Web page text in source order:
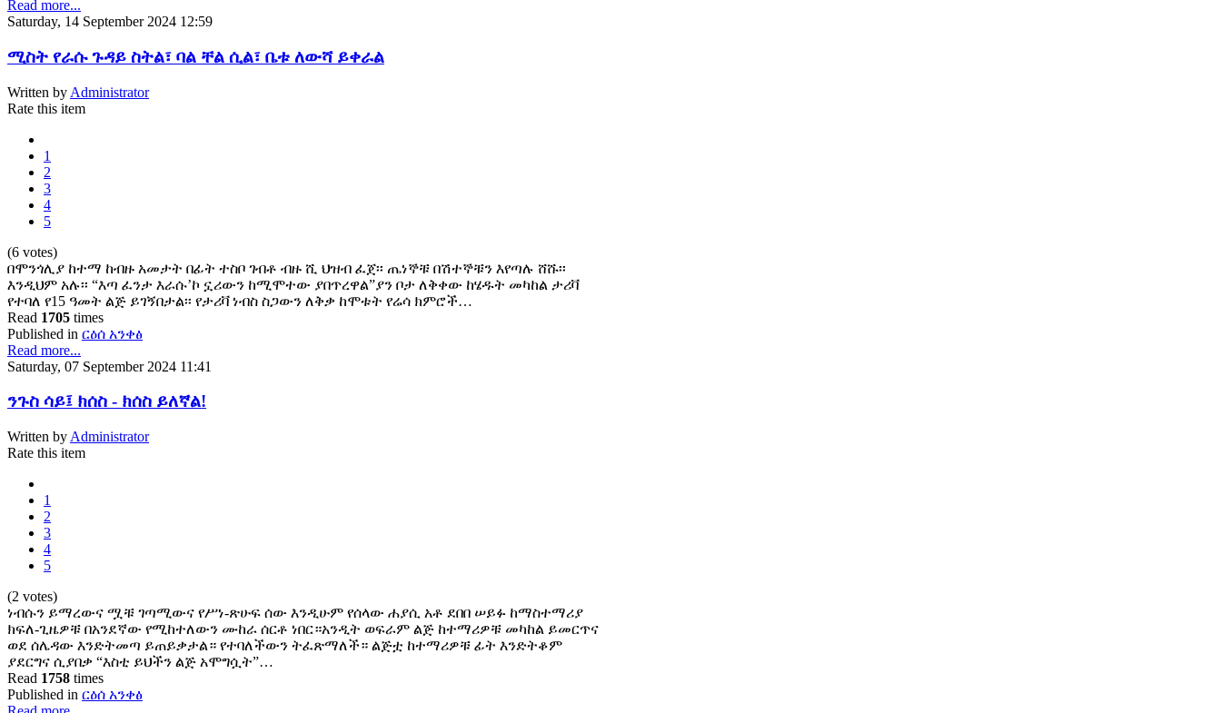
Read more...
Saturday, 14 September 2024 12:59
ሚስት የራሱ ጉዳይ ስትል፣ ባል ቸል ሲል፣ ቤቱ ለውሻ ይቀራል
Written by Administrator
Rate this item
1
2
3
4
5
(6 votes)
በሞንጎሊያ ከተማ ከብዙ አመታት በፊት ተስቦ ገብቶ ብዙ ሺ ህዝብ ፈጀ፡፡ ጤነኞቹ በሽተኞቹን እየጣሉ ሸሹ፡፡
እንዲህም አሉ፡፡ “እጣ ፈንታ እራሱ’ኮ ኗሪውን ከሚሞተው ያበጥረዋል”ያን ቦታ ለቅቀው ከሄዱት መካከል ታሪቫ
የተባለ የ15 ዓመት ልጅ ይገኝበታል፡፡ የታሪቫ ነብስ ስጋውን ለቅቃ ከሞቱት የሬሳ ክምሮች…
Read 1705 times
Published in ርዕሰ አንቀፅ
Read more...
Saturday, 07 September 2024 11:41
ንጉስ ሳይ፤ ክሰስ - ክሰስ ይለኛል!
Written by Administrator
Rate this item
1
2
3
4
5
(2 votes)
ነብሱን ይማረውና ሟቹ ገጣሚውና የሥነ-ጽሁፍ ሰው እንዲሁም የሰላው ሐያሲ አቶ ደበበ ሠይፉ ከማስተማሪያ
ክፍለ-ጊዜዎቹ በአንደኛው የሚከተለውን ሙከራ ሰርቶ ነበር።አንዲት ወፍራም ልጅ ከተማሪዎቹ መካከል ይመርጥና
ወደ ሰሌዳው እንድትመጣ ይጠይቃታል። የተባለችውን ትፈጽማለች። ልጅቷ ከተማሪዎቹ ፊት እንድትቆም
ያደርግና ሲያበቃ “እስቲ ይህችን ልጅ አሞግሷት”…
Read 1758 times
Published in ርዕሰ አንቀፅ